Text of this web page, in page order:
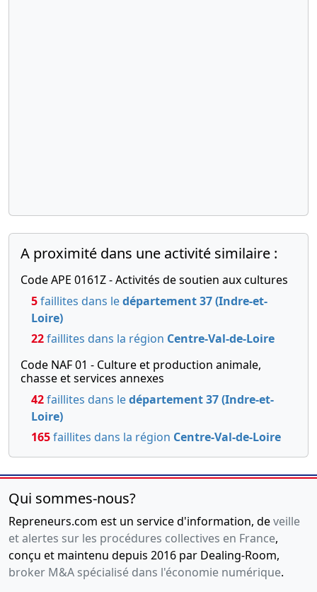
A proximité dans une activité similaire :
Code APE 0161Z - Activités de soutien aux cultures
5faillites dans ledépartement 37 (Indre-et-
Loire)
22faillites dans la région Centre-Val-de-Loire
Code NAF 01 - Culture et production animale,
chasse et services annexes
42faillites dans ledépartement 37 (Indre-et-
Loire)
165faillites dans la région Centre-Val-de-Loire
Qui sommes-nous?
Repreneurs.com est un service d'information, deveille
et alertes sur les procédures collectives en France,
conçu et maintenu depuis 2016 par Dealing-Room,
broker M&A spécialisé dans l'économie numérique.